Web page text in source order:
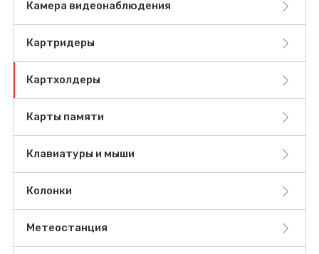
Камера видеонаблюдения
Картридеры
Картхолдеры
Карты памяти
Клавиатуры и мыши
Колонки
Метеостанция